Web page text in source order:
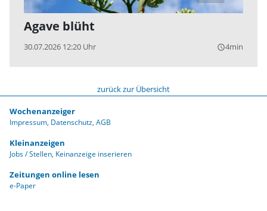
Agave blüht
30.07.2026 12:20 Uhr query_builder4min
zurück zur Übersicht
Wochenanzeiger
Impressum Datenschutz AGB
Kleinanzeigen
Jobs / Stellen Keinanzeige inserieren
Zeitungen online lesen
e-Paper